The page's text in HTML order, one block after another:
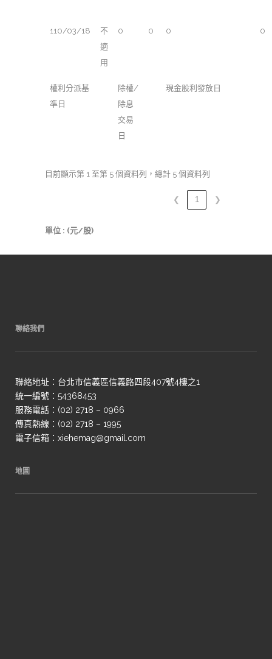
110/03/18
不
適
用
0 0 0 0
權利分派基
準日
除權/
除息
交易
日
現金股利發放日
目前顯示第 1 至第 5 個資料列，總計 5 個資料列
❮ 1 ❯
單位 : (元/股)
聯絡我們
聯絡地址：台北市信義區信義路四段407號4樓之1
統一編號：54368453
服務電話：(02) 2718 – 0966
傳真熱線：(02) 2718 – 1995
電子信箱：xiehemag@gmail.com
地圖